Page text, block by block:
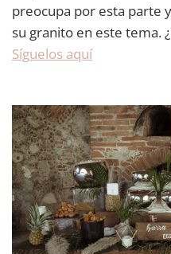
preocupa por esta parte
su granito en este tema.
Síguelos aquí